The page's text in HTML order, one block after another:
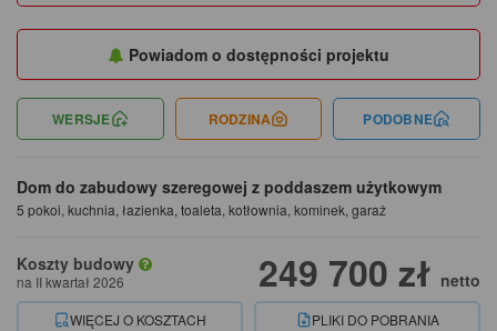
Dom do zabudowy szeregowej z poddaszem użytkowym
5 pokoi, kuchnia, łazienka, toaleta, kotłownia, kominek, garaż
Koszty budowy
na II kwartał 2026 249 700 zł netto
WIĘCEJ O KOSZTACH PLIKI DO POBRANIA
Powiadom o dostępności projektu
WERSJE RODZINA PODOBNE